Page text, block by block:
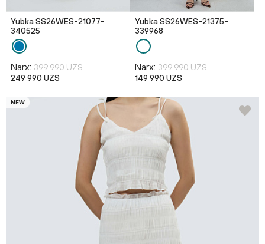
Yubka SS26WES-21077-
340525
Narx: 399 990 UZS
249 990 UZS
Yubka SS26WES-21375-
339968
Narx: 399 990 UZS
149 990 UZS
NEW